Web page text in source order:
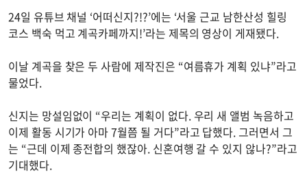
24일 유튜브 채널 ‘어떠신지?!?’에는 ‘서울 근교 남한산성 힐링
코스 백숙 먹고 계곡카페까지!’라는 제목의 영상이 게재됐다.
이날 계곡을 찾은 두 사람에 제작진은 “여름휴가 계획 있냐”라고
물었다.
신지는 망설임없이 “우리는 계획이 없다. 우리 새 앨범 녹음하고
이제 활동 시기가 아마 7월쯤 될 거다”라고 답했다. 그러면서 그
는 “근데 이제 종전합의 했잖아. 신혼여행 갈 수 있지 않나?”라고
기대했다.